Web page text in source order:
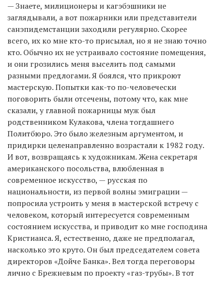
— Знаете, милиционеры и кагэбэшники не
заглядывали, а вот пожарники или представители
санэпидемстанции заходили регулярно. Скорее
всего, их ко мне кто-то присылал, но я не знаю точно
кто. Обычно их не устраивало состояние помещения,
и они грозились меня выселить под самыми
разными предлогами. Я боялся, что прикроют
мастерскую. Попытки как-то по-человечески
поговорить были отсечены, потому что, как мне
сказали, у главной пожарницы муж был
родственником Кулакова, члена тогдашнего
Политбюро. Это было железным аргументом, и
придирки целенаправленно возрастали к 1982 году.
И вот, возвращаясь к художникам. Жена секретаря
американского посольства, влюбленная в
современное искусство, — русская по
национальности, из первой волны эмиграции —
попросила устроить у меня в мастерской встречу с
человеком, который интересуется современным
состоянием искусства, и приводит ко мне господина
Кристианса. Я, естественно, даже не предполагал,
насколько это круто. Он был председателем совета
директоров «Дойче Банка». Вел тогда переговоры
лично с Брежневым по проекту «газ-трубы». В тот